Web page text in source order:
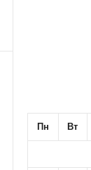
Пн Вт